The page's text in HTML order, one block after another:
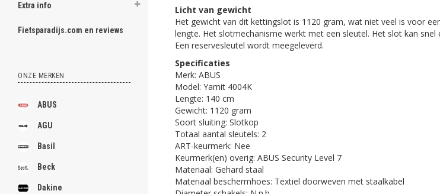
Extra info
Fietsparadijs.com en reviews
ONZE MERKEN
ABUS
AGU
Basil
Beck
Dakine
Licht van gewicht
Het gewicht van dit kettingslot is 1120 gram, wat niet veel is voor
lengte. Het slotmechanisme werkt met een sleutel. Het slot kan
Een reservesleutel wordt meegeleverd.
Specificaties
Merk: ABUS
Model: Yarnit 4004K
Lengte: 140 cm
Gewicht: 1120 gram
Soort sluiting: Slotkop
Totaal aantal sleutels: 2
ART-keurmerk: Nee
Keurmerk(en) overig: ABUS Security Level 7
Materiaal: Gehard staal
Materiaal beschermhoes: Textiel doorweven met staalkabel